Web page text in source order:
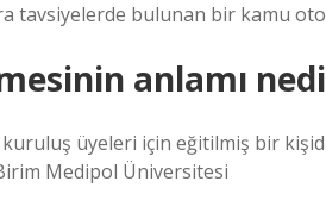
tavsiyelerde bulunan bir kamu
anlamı
üyeleri için eğitilmiş bir
Medipol Üniversitesi